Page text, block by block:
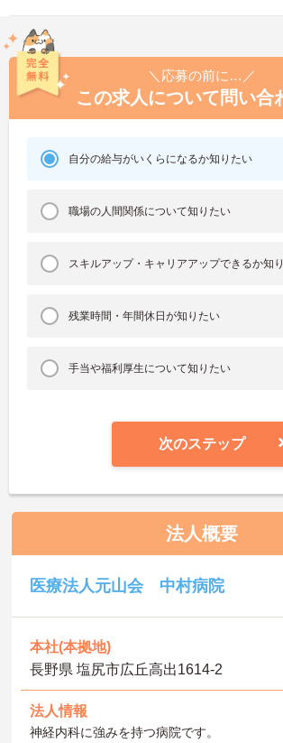
＼応募の前に…／
この求人について問い合
自分の給与がいくらになるか知りたい
職場の人間関係について知りたい
スキルアップ・キャリアアップできるか知
残業時間・年間休日が知りたい
手当や福利厚生について知りたい
次のステップ
法人概要
医療法人元山会 中村病院
本社(本拠地)
長野県 塩尻市広丘高出1614-2
法人情報
神経内科に強みを持つ病院です。